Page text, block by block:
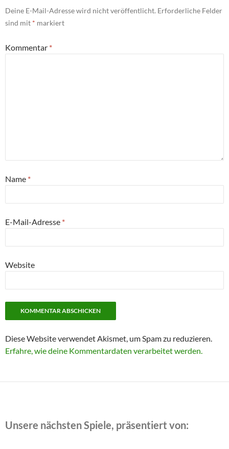
Deine E-Mail-Adresse wird nicht veröffentlicht. Erforderliche Felder
sind mit * markiert
Kommentar *
Name *
E-Mail-Adresse *
Website
Diese Website verwendet Akismet, um Spam zu reduzieren.
Erfahre, wie deine Kommentardaten verarbeitet werden.
Unsere nächsten Spiele, präsentiert von: